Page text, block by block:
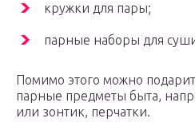
кружки для пары;
парные наборы для
Помимо этого можно
парные предметы быта,
или зонтик, перчатки.